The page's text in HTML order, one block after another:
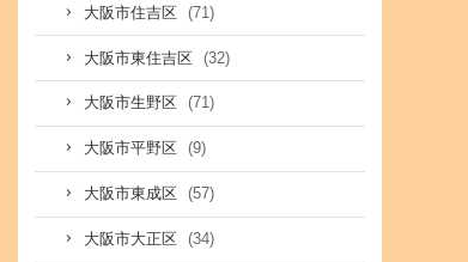
大阪市住吉区 (71)
大阪市東住吉区 (32)
大阪市生野区 (71)
大阪市平野区 (9)
大阪市東成区 (57)
大阪市大正区 (34)